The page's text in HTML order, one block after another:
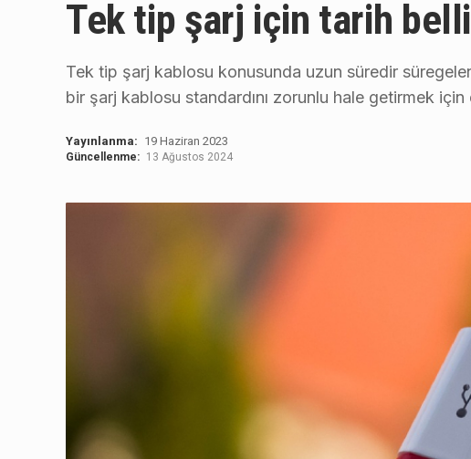
Tek tip şarj için tarih
Tek tip şarj kablosu konusunda uzun süredir
bir şarj kablosu standardını zorunlu hale getirmek için
Yayınlanma: 19 Haziran 2023
Güncellenme: 13 Ağustos 2024